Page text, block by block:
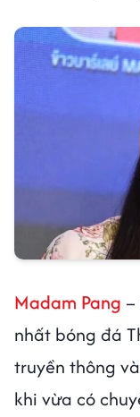
Madam Pang
nhất bóng đá
truyền thông
khi vừa có